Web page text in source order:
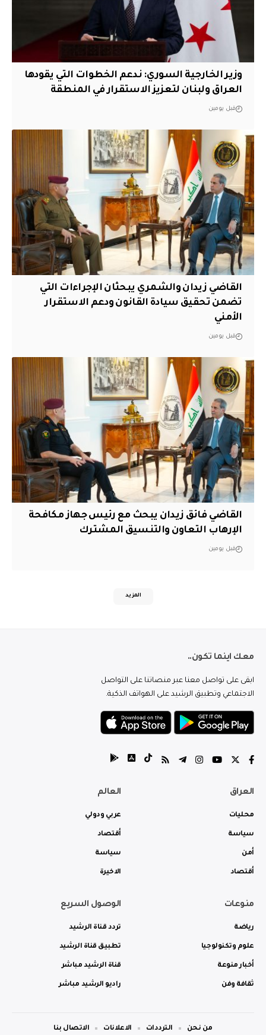
وزير الخارجية السوري: ندعم الخطوات التي يقودها
العراق ولبنان لتعزيز الاستقرار في المنطقة
قبل يومين
القاضي زيدان والشمري يبحثان الإجراءات التي
تضمن تحقيق سيادة القانون ودعم الاستقرار
الأمني
قبل يومين
القاضي فائق زيدان يبحث مع رئيس جهاز مكافحة
الإرهاب التعاون والتنسيق المشترك
قبل يومين
المزيد
معك اينما تكون..
ابقى على تواصل معنا عبر منصاتنا على التواصل
الاجتماعي وتطبيق الرشيد على الهواتف الذكية.
العراق
محليات
سياسة
أمن
أقتصاد
العالم
عربي ودولي
أقتصاد
سياسة
الاخيرة
منوعات
رياضة
علوم وتكنولوجيا
أخبار منوعة
ثقافة وفن
الوصول السريع
تردد قناة الرشيد
تطبيق قناة الرشيد
قناة الرشيد مباشر
راديو الرشيد مباشر
من نحن الترددات الاعلانات الاتصال بنا